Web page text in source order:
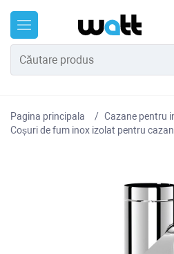
Pagina principala
Cazane pentru
Coșuri de fum inox izolat pentru